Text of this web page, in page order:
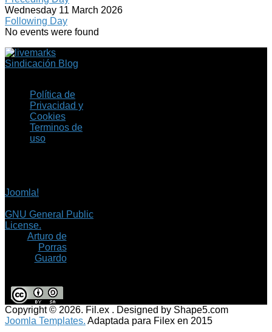
Wednesday 11 March 2026
Following Day
No events were found
Sindicación Blog
Política de
Privacidad y
Cookies
Terminos de
uso
Joomla!
GNU General Public
License.
Arturo de
Porras
Guardo
Copyright © 2026. Fil.ex . Designed by Shape5.com
Joomla Templates. Adaptada para Filex en 2015